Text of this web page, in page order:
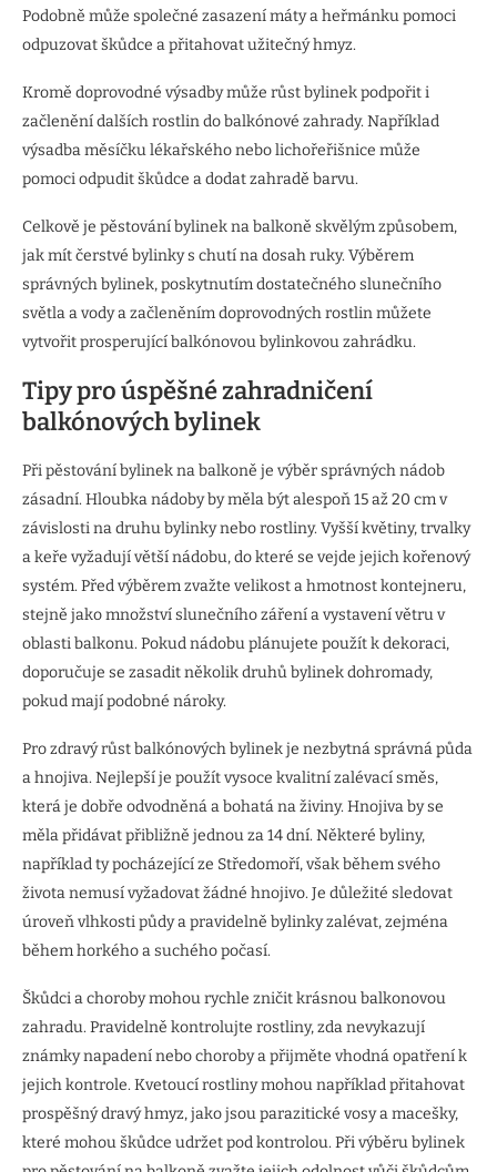
Podobně může společné zasazení máty a heřmánku pomoci
odpuzovat škůdce a přitahovat užitečný hmyz.
Kromě doprovodné výsadby může růst bylinek podpořit i
začlenění dalších rostlin do balkónové zahrady. Například
výsadba měsíčku lékařského nebo lichořeřišnice může
pomoci odpudit škůdce a dodat zahradě barvu.
Celkově je pěstování bylinek na balkoně skvělým způsobem,
jak mít čerstvé bylinky s chutí na dosah ruky. Výběrem
správných bylinek, poskytnutím dostatečného slunečního
světla a vody a začleněním doprovodných rostlin můžete
vytvořit prosperující balkónovou bylinkovou zahrádku.
Tipy pro úspěšné zahradničení
balkónových bylinek
Při pěstování bylinek na balkoně je výběr správných nádob
zásadní. Hloubka nádoby by měla být alespoň 15 až 20 cm v
závislosti na druhu bylinky nebo rostliny. Vyšší květiny, trvalky
a keře vyžadují větší nádobu, do které se vejde jejich kořenový
systém. Před výběrem zvažte velikost a hmotnost kontejneru,
stejně jako množství slunečního záření a vystavení větru v
oblasti balkonu. Pokud nádobu plánujete použít k dekoraci,
doporučuje se zasadit několik druhů bylinek dohromady,
pokud mají podobné nároky.
Pro zdravý růst balkónových bylinek je nezbytná správná půda
a hnojiva. Nejlepší je použít vysoce kvalitní zalévací směs,
která je dobře odvodněná a bohatá na živiny. Hnojiva by se
měla přidávat přibližně jednou za 14 dní. Některé byliny,
například ty pocházející ze Středomoří, však během svého
života nemusí vyžadovat žádné hnojivo. Je důležité sledovat
úroveň vlhkosti půdy a pravidelně bylinky zalévat, zejména
během horkého a suchého počasí.
Škůdci a choroby mohou rychle zničit krásnou balkonovou
zahradu. Pravidelně kontrolujte rostliny, zda nevykazují
známky napadení nebo choroby a přijměte vhodná opatření k
jejich kontrole. Kvetoucí rostliny mohou například přitahovat
prospěšný dravý hmyz, jako jsou parazitické vosy a macešky,
které mohou škůdce udržet pod kontrolou. Při výběru bylinek